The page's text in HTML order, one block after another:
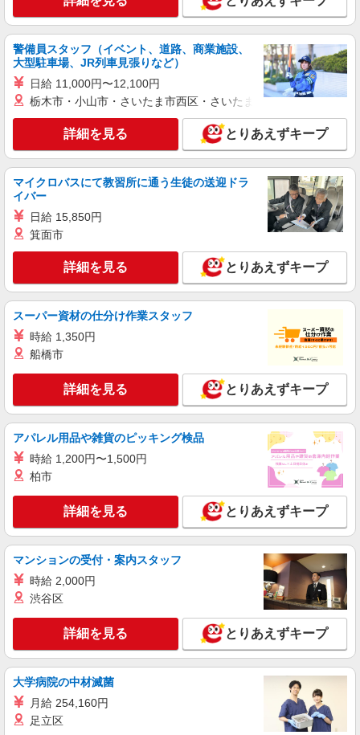
【正社員】月給240,000〜400,000円 ・基本
給：200,000円〜220,000円 ・資格手当：10,000〜
30,000円 ・役職手当：10,000〜70,000円 ・処遇改
善手当：20,000〜60,000円（勤続年数、保有資格
により変動） ・固定残業手当：20,000円（10時
間） ※固定残業時間を超過する場合には超過勤務
手当として別途支給 下記資格をお持ちの方歓迎 ・
認知症介護基礎研修 ・初任者研修 ・実務者研修
・介護福祉士 など
武蔵村山市
キープ 詳細を見る
株式会社kotrio /●SW-S-2078322
NEW
人気★介護度低めの方が暮らす住宅で働く♪
高収入・賞与年2回
【正社員】月給240,000〜400,000円 ・基本
給：200,000円〜220,000円 ・資格手当：10,000〜
30,000円 ・役職手当：10,000〜70,000円 ・処遇改
により変動） ・固定残業手当：20,000円（10時
間） ※固定残業時間を超過する場合には超過勤務
手当として別途支給 ・夜勤手当：10,000円/1回
（上記給与とは別に支給） 下記資格をお持ちの方
歓迎 ・認知症介護基礎研修 ・初任者研修 ・実務
キープ 詳細を見る
職業紹介
株式会社kotrio /●SW-S-2159489
NEW
お迎え時間に合わせたシフトもOK＊主婦活
時給1550円〜2312円 ＜交通費全支給(ガソリ
ン代含む)＞
武蔵村山市/武蔵砂川駅 車10分
キープ 詳細を見る
派遣社員
株式会社kotrio /●TC-H-1992547
NEW
武蔵砂川駅☆デイサービス♪送迎できる方歓
迎！生活サポートなど
時給1600円〜2250円 ＜日払い有/週払い有/交
通費全支給(ガソリン代含む)＞
武蔵村山市 ＊来社不要・面接なし
詳細を見る
派遣社員
株式会社kotrio /●TC-H-1975087
NEW
玉川上水駅＊20代〜50代の子育て世代活躍
中！障がい者支援員◎
時給1600円〜2250円 ＜日払い有/週払い有/交
警備員スタッフ（イベント、道路、商業施設、
大型駐車場、JR列車見張りなど）
日給 11,000円〜12,100円
栃木市・小山市・さいたま市西区・さいたま市岩槻区・久喜市・
詳細を見る とりあえずキープ
マイクロバスにて教習所に通う生徒の送迎ドラ
イバー
日給 15,850円
箕面市
詳細を見る とりあえずキープ
スーパー資材の仕分け作業スタッフ
時給 1,350円
船橋市
詳細を見る とりあえずキープ
アパレル用品や雑貨のピッキング検品
時給 1,200円〜1,500円
柏市
詳細を見る とりあえずキープ
マンションの受付・案内スタッフ
時給 2,000円
渋谷区
詳細を見る とりあえずキープ
大学病院の中材滅菌
月給 254,160円
足立区